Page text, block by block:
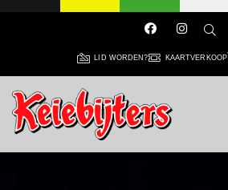
LID WORDEN? KAARTVERKOOP